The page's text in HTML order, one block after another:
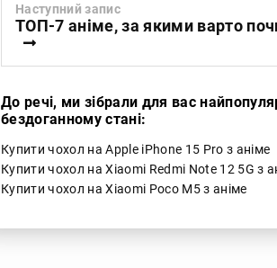
Наступний запис
ТОП-7 аніме, за якими варто
До речі, ми зібрали для вас
бездоганному стані:
Купити чохол на Apple iPhone 15 Pro з аніме
Купити чохол на Xiaomi Redmi Note 12 5G з
Купити чохол на Xiaomi Poco M5 з аніме